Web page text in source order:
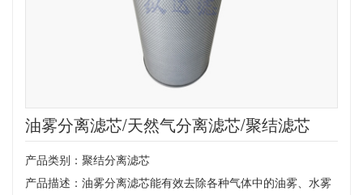
油雾分离滤芯/天然气分离滤芯/聚结滤芯
产品类别：聚结分离滤芯
产品描述：油雾分离滤芯能有效去除各种气体中的油雾、水雾